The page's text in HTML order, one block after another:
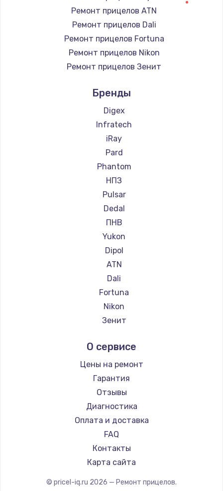
Ремонт прицелов ATN
Ремонт прицелов Dali
Ремонт прицелов Fortuna
Ремонт прицелов Nikon
Ремонт прицелов Зенит
Ремонт прицелов Artelv
Ремонт прицелов Hakko
Ремонт прицелов HALES
Ремонт прицелов Leica
Ремонт прицелов Vector Optics
Ремонт прицелов Carl Zeiss
Ремонт прицелов Zeiss
Ремонт прицелов AGM Global Vision
Ремонт прицелов Pilad
Ремонт прицелов Arkon
Ремонт прицелов ANYSMART
Ремонт прицелов FLIR
Ремонт прицелов Venox
Ремонт прицелов Holosun
Ремонт прицелов MAKdot
Ремонт прицелов Hikmicro
Ремонт прицелов IWT
Ремонт прицелов NNPO
Ремонт прицелов Taigan
Ремонт прицелов Thermal Scope
Ремонт прицелов ConoTech
Ремонт прицелов Легат
Ремонт прицелов Athlon
Бренды
Digex
Infratech
iRay
Pard
Phantom
НПЗ
Pulsar
Dedal
ПНВ
Yukon
Dipol
ATN
Dali
Fortuna
Nikon
Зенит
Artelv
Hakko
HALES
Leica
Vector Optics
Carl Zeiss
Zeiss
AGM Global Vision
Pilad
О сервисе
Цены на ремонт
Гарантия
Отзывы
Диагностика
Оплата и доставка
FAQ
Контакты
Карта сайта
© pricel-iq.ru 2026 — Ремонт прицелов.